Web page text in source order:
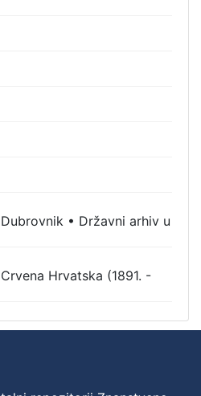
• Državni arhiv u
Crvena Hrvatska (1891. -